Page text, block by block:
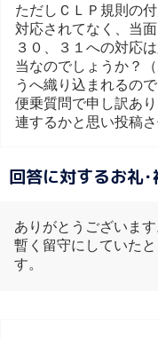
ただしＣＬＰ規則の
対応されてなく、当
３０、３１への対応
当なのでしょうか？
うへ織り込まれるので
便乗質問で申し訳あ
連するかと思い投稿
回答に対するお礼･
ありがとうございます
暫く留守にしていた
す。